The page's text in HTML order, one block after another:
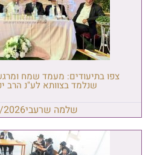
צפו בתיעודים: מעמד שמח
שנלמד בצוותא לע"נ הרב
שלמה שרעבי